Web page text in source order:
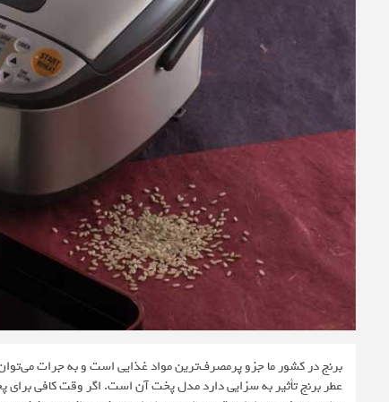
برنج در کشور ما جزو پرمصرف‌ترین مواد غذایی است و به جرات
عطر برنج تأثیر به سزایی دارد مدل پخت آن است. اگر وقت کافی برای